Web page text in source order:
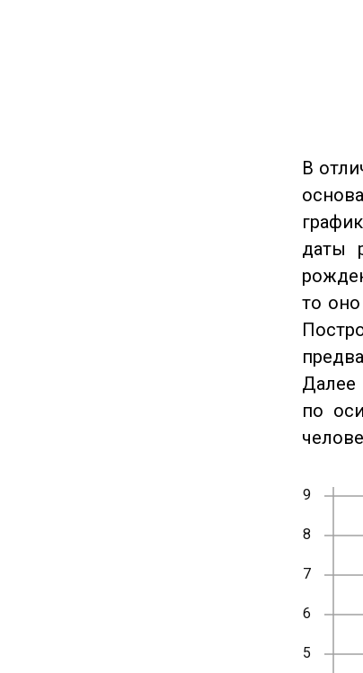
В
даты
то
Далее
по